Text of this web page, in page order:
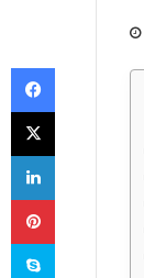
Facebook
X
LinkedIn
Pinterest
Skype